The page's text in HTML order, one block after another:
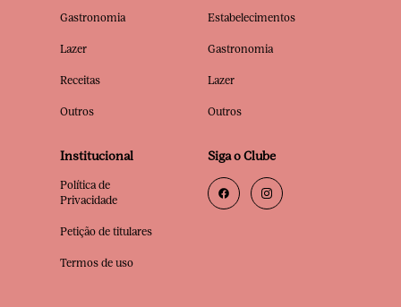
Gastronomia
Lazer
Receitas
Outros
Estabelecimentos
Gastronomia
Lazer
Outros
Institucional
Política de
Privacidade
Petição de titulares
Termos de uso
Siga o Clube